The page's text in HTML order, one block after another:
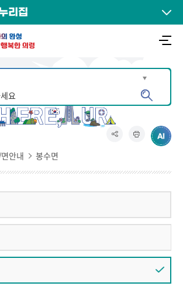
리집
안내 봉수면